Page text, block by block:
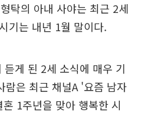
탁의 아내 사야는 최근 2세
기는 내년 1월 말이다.
게 된 2세 소식에 매우 기
람은 최근 채널A '요즘 남자
1주년을 맞아 행복한 시